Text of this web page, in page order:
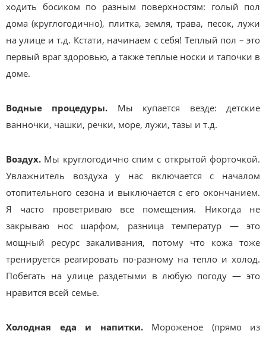
ходить босиком по разным поверхностям: голый пол
дома (круглогодично), плитка, земля, трава, песок, лужи
на улице и т.д. Кстати, начинаем с себя! Теплый пол – это
первый враг здоровью, а также теплые носки и тапочки в
доме.
Водные процедуры. Мы купается везде: детские
ванночки, чашки, речки, море, лужи, тазы и т.д.
Воздух. Мы круглогодично спим с открытой форточкой.
Увлажнитель воздуха у нас включается с началом
отопительного сезона и выключается с его окончанием.
Я часто проветриваю все помещения. Никогда не
закрываю нос шарфом, разница температур — это
мощный ресурс закаливания, потому что кожа тоже
тренируется реагировать по-разному на тепло и холод.
Побегать на улице раздетыми в любую погоду — это
нравится всей семье.
Холодная еда и напитки.Мороженое (прямо из